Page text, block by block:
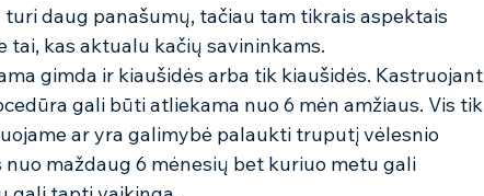
daug panašumų, tačiau tam tikrais aspektais
tai, kas aktualu kačių savininkams.
gimda ir kiaušidės arba tik kiaušidės. Kastruojant
gali būti atliekama nuo 6 mėn amžiaus. Vis tik
ar yra galimybė palaukti truputį vėlesnio
maždaug 6 mėnesių bet kuriuo metu gali